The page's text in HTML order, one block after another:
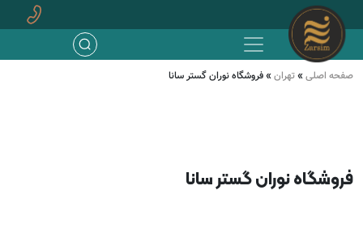
صفحه اصلی»تهران»فروشگاه نوران گستر سانا
فروشگاه نوران گستر سانا